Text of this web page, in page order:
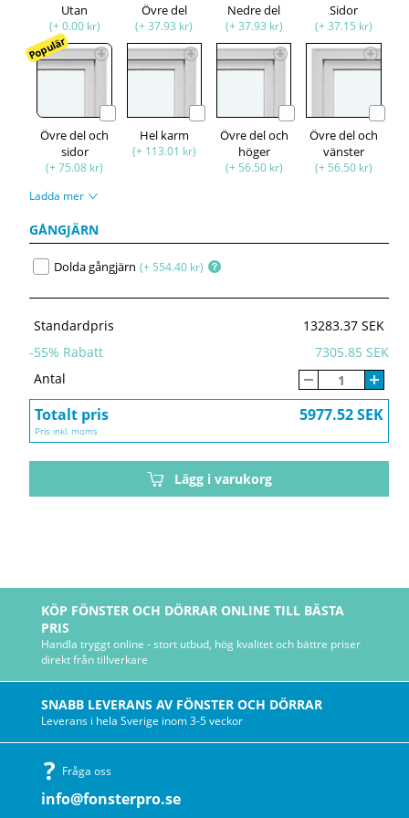
Utan
(+ 0.00 kr)
Övre del
(+ 37.93 kr)
Nedre del
(+ 37.93 kr)
Sidor
(+ 37.15 kr)
Populär
Övre del och
sidor
(+ 75.08 kr)
Hel karm
(+ 113.01 kr)
Övre del och
höger
(+ 56.50 kr)
Övre del och
vänster
(+ 56.50 kr)
Ladda mer
GÅNGJÄRN
Dolda gångjärn (+ 554.40 kr)
Standardpris
13283.37 SEK
-55% Rabatt
7305.85 SEK
Antal
Totalt pris 5977.52 SEK
Pris inkl. moms
Lägg i varukorg
KÖP FÖNSTER OCH DÖRRAR ONLINE TILL BÄSTA
PRIS
Handla tryggt online - stort utbud, hög kvalitet och bättre priser
direkt från tillverkare
SNABB LEVERANS AV FÖNSTER OCH DÖRRAR
Leverans i hela Sverige inom 3-5 veckor
Fråga oss
info@fonsterpro.se